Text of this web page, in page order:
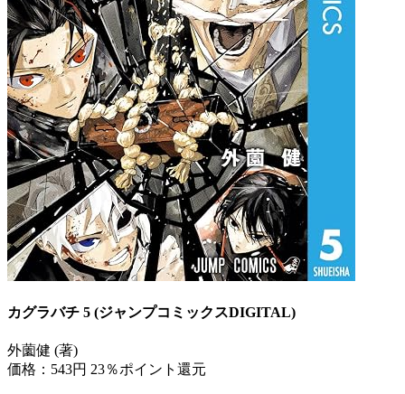
カグラバチ 5 (ジャンプコミックスDIGITAL)
外薗健 (著)
価格：543円 23％ポイント還元